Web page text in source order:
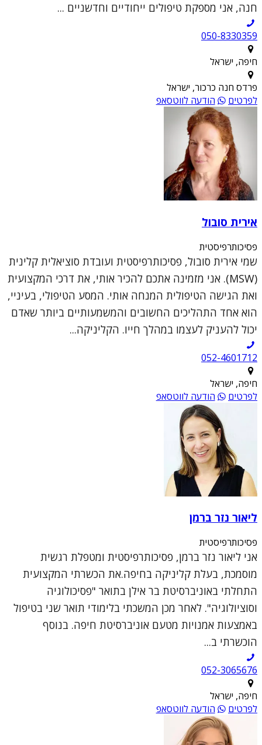
חנה, אני מספקת טיפולים ייחודיים וחדשניים ...
050-8330359
חיפה, ישראל
פרדס חנה כרכור, ישראל
לפרטים
הודעה לווטסאפ
אירית סובול
פסיכותרפיסטית
שמי אירית סובול, פסיכותרפיסטית ועובדת סוציאלית קלינית
(MSW). אני מזמינה אתכם להכיר אותי, את דרכי המקצועית
ואת הגישה הטיפולית המנחה אותי. המסע הטיפולי, בעיניי,
הוא אחד התהליכים החשובים והמשמעותיים ביותר שאדם
יכול להעניק לעצמו במהלך חייו. הקליניקה...
052-4601712
חיפה, ישראל
לפרטים
הודעה לווטסאפ
ליאור נזר ברמן
פסיכותרפיסטית
אני ליאור נזר ברמן, פסיכותרפיסטית ומטפלת רגשית
מוסמכת, בעלת קליניקה בחיפה.את הכשרתי המקצועית
התחלתי באוניברסיטת בר אילן בתואר "פסיכולוגיה
וסוציולוגיה". לאחר מכן המשכתי בלימודי תואר שני בטיפול
באמצעות אמנויות מטעם אוניברסיטת חיפה. בנוסף
הוכשרתי ב...
052-3065676
חיפה, ישראל
לפרטים
הודעה לווטסאפ